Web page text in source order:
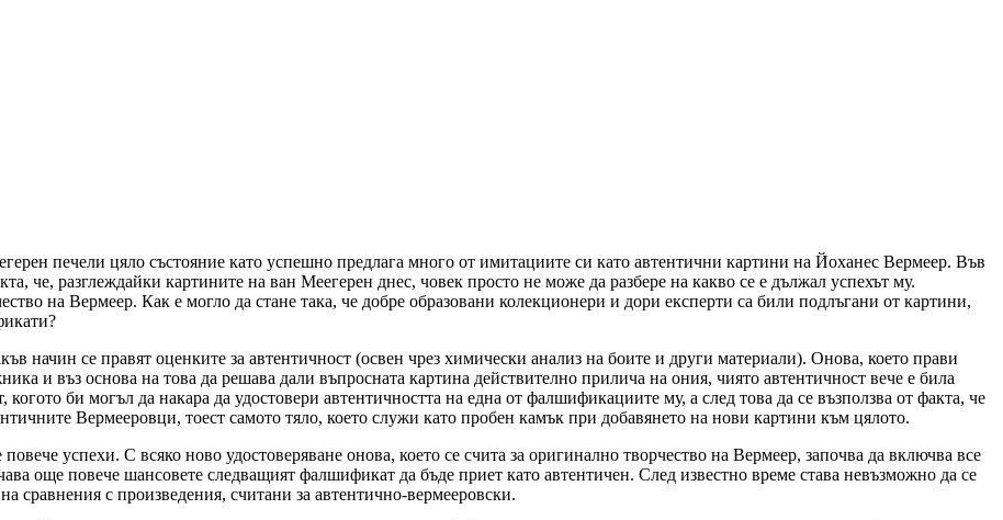
печели цяло състояние като успешно предлага много от имитациите си като автентични картини на Йоханес Вермеер. Във
че, разглеждайки картините на ван Меегерен днес, човек просто не може да разбере на какво се е дължал успехът му.
на Вермеер. Как е могло да стане така, че добре образовани колекционери и дори експерти са били подлъгани от картини,
начин се правят оценките за автентичност (освен чрез химически анализ на боите и други материали). Онова, което прави
и въз основа на това да решава дали въпросната картина действително прилича на ония, чиято автентичност вече е била
би могъл да накара да удостовери автентичността на една от фалшификациите му, а след това да се възползва от факта, че
Вермееровци, тоест самото тяло, което служи като пробен камък при добавянето на нови картини към цялото.
успехи. С всяко ново удостоверяване онова, което се счита за оригинално творчество на Вермеер, започва да включва все
още повече шансовете следващият фалшификат да бъде приет като автентичен. След известно време става невъзможно да се
сравнения с произведения, считани за автентично-вермееровски.